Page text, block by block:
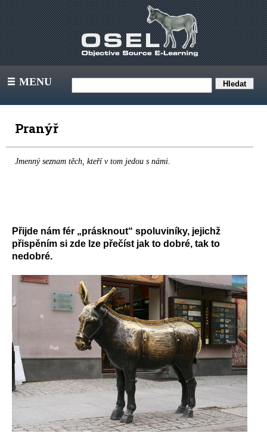
III MENU
Pranýř
Jmenný seznam těch, kteří v tom jedou s námi.
Přijde nám fér „prásknout“ spoluviníky, jejichž
přispěním si zde lze přečíst jak to dobré, tak to
nedobré.